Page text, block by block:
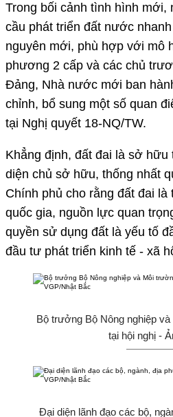
Trong bối cảnh tình hình mới,
cầu phát triển đất nước
nguyên mới, phù hợp với mô
phương 2 cấp và các chủ
Đảng, Nhà nước mới ban
chỉnh, bổ sung một số quan
tại Nghị quyết 18-NQ/TW.
Khẳng định, đất đai là sở
diện chủ sở hữu, thống nhất
Chính phủ cho rằng đất đai là
quốc gia, nguồn lực quan
quyền sử dụng đất là yếu tố
đầu tư phát triển kinh tế - xã
Bộ trưởng Bộ Nông nghiệp
tại hội nghị -
Đại diện lãnh đạo các bộ,